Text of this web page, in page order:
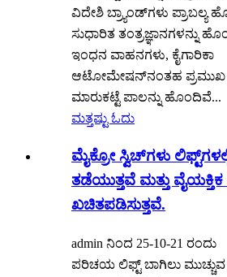
ವಿದೇಶಿ ಬ್ರ್ಯಾಂಡ್‌ಗಳು ಪ್ರಾಬಲ್ಯ
ಸುಧಾರಿತ ತಂತ್ರಜ್ಞಾನಗಳನ್ನು
ಇಂಧನ ವಾಹನಗಳು, ಕೈಗಾರಿಕಾ
ಆಟೋಮೇಷನ್‌ನಂತಹ ಪ್ರಮುಖ
ಮಾರುಕಟ್ಟೆ ಪಾಲನ್ನು ಹೊಂದಿವೆ...
ಮತ್ತಷ್ಟು ಓದು
ಮೈಕ್ರೋ ಸ್ವಿಚ್‌ಗಳು
ತಡೆಯುತ್ತವೆ ಮತ್ತು ವೈಯಕ್ತಿಕ
ಖಚಿತಪಡಿಸುತ್ತವೆ.
admin ನಿಂದ 25-10-21 ರಂದು
ಪರಿಚಯ ಲಿಫ್ಟ್ ಬಾಗಿಲು ಮುಚ್ಚುವ